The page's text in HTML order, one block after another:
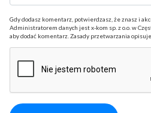
Gdy dodasz komentarz, potwierdzasz, że znasz i
Administratorem danych jest x-kom sp. z o.o. w
aby dodać komentarz. Zasady przetwarzania